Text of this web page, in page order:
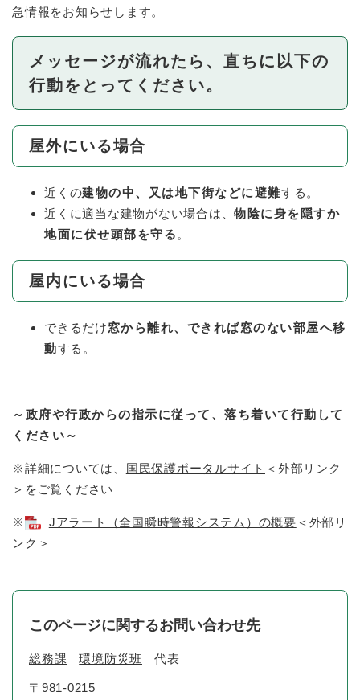
急情報をお知らせします。
メッセージが流れたら、直ちに以下の
行動をとってください。
屋外にいる場合
近くの建物の中、又は地下街などに避難する。
近くに適当な建物がない場合は、物陰に身を隠すか
地面に伏せ頭部を守る 。
屋内にいる場合
できるだけ窓から離れ、できれば窓のない部屋へ移
動する。
～政府や行政からの指示に従って、落ち着いて行動して
ください～
※詳細については、 国民保護ポータルサイト ＜外部リンク
＞ をご覧ください
※ Jアラート（全国瞬時警報システム）の概要 ＜外部リ
ンク＞
このページに関するお問い合わせ先
総務課 環境防災班 代表
〒981-0215